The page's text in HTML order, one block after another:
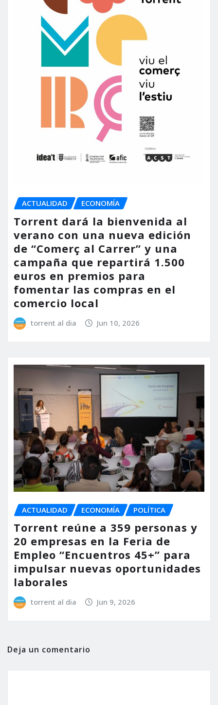
ACTUALIDAD ECONOMÍA
Torrent dará la bienvenida al
verano con una nueva edición
de “Comerç al Carrer” y una
campaña que repartirá 1.500
euros en premios para
fomentar las compras en el
comercio local
torrent al dia Jun 10, 2026
ACTUALIDAD ECONOMÍA POLÍTICA
Torrent reúne a 359 personas y
20 empresas en la Feria de
Empleo “Encuentros 45+” para
impulsar nuevas oportunidades
laborales
torrent al dia Jun 9, 2026
Deja un comentario